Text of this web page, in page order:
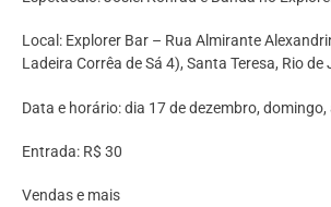
Local: Explorer Bar – Rua Almirante
Ladeira Corrêa de Sá 4), Santa Teresa, Rio de
Data e horário: dia 17 de dezembro, domingo,
Entrada: R$ 30
Vendas e mais